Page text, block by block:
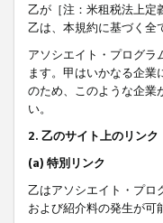
乙が［注：米租税法上定
乙は、本規約に基づく全
アソシエイト・プログラ
ます。甲はいかなる企
のため、このような企業
い。
2. 乙のサイト上のリンク
(a) 特別リンク
乙はアソシエイト・プロ
および紹介料の発生が可